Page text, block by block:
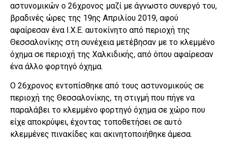
αστυνομικών o 26χρονος μαζί με άγνωστο συνεργό του,
βραδινές ώρες της 19ης Απριλίου 2019, αφού
αφαίρεσαν ένα Ι.Χ.Ε. αυτοκίνητο από περιοχή της
Θεσσαλονίκης στη συνέχεια μετέβησαν με το κλεμμένο
όχημα σε περιοχή της Χαλκιδικής, από όπου αφαίρεσαν
ένα άλλο φορτηγό όχημα.
Ο 26χρονος εντοπίσθηκε από τους αστυνομικούς σε
περιοχή της Θεσσαλονίκης, τη στιγμή που πήγε να
παραλάβει το κλεμμένο φορτηγό όχημα σε χώρο που
είχε αποκρύψει, έχοντας τοποθετήσει σε αυτό
κλεμμένες πινακίδες και ακινητοποιήθηκε άμεσα.